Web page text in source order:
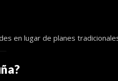
en lugar de planes